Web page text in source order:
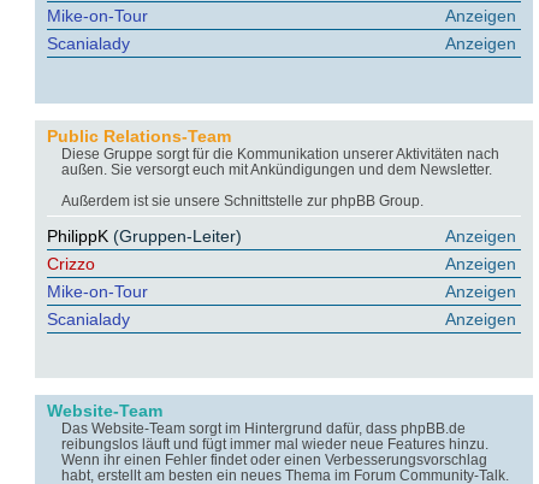
Anzeigen
Mike-on-Tour
Anzeigen
Scanialady
Public Relations-Team
Diese Gruppe sorgt für die Kommunikation unserer Aktivitäten nach
außen. Sie versorgt euch mit Ankündigungen und dem Newsletter.
Außerdem ist sie unsere Schnittstelle zur phpBB Group.
Anzeigen
PhilippK (Gruppen-Leiter)
Anzeigen
Crizzo
Anzeigen
Mike-on-Tour
Anzeigen
Scanialady
Website-Team
Das Website-Team sorgt im Hintergrund dafür, dass phpBB.de
reibungslos läuft und fügt immer mal wieder neue Features hinzu.
Wenn ihr einen Fehler findet oder einen Verbesserungsvorschlag
habt, erstellt am besten ein neues Thema im Forum Community-Talk.